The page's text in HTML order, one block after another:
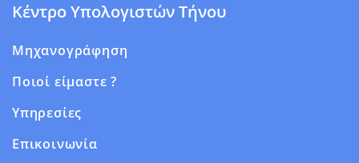
Κέντρο Υπολογιστών Τήνου
Μηχανογράφηση
Ποιοί είμαστε ?
Υπηρεσίες
Επικοινωνία